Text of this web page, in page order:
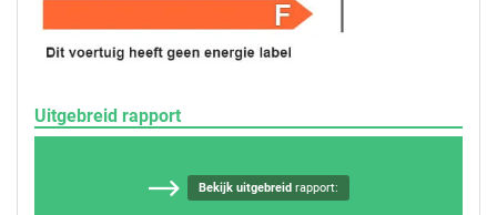
Uitgebreid rapport
Bekijk uitgebreidrapport: